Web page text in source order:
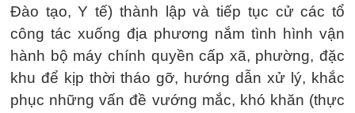
Đào tạo, Y tế) thành lập và tiếp tục cử các tổ
công tác xuống địa phương nắm tình hình vận
hành bộ máy chính quyền cấp xã, phường, đặc
khu để kịp thời tháo gỡ, hướng dẫn xử lý, khắc
phục những vấn đề vướng mắc, khó khăn (thực